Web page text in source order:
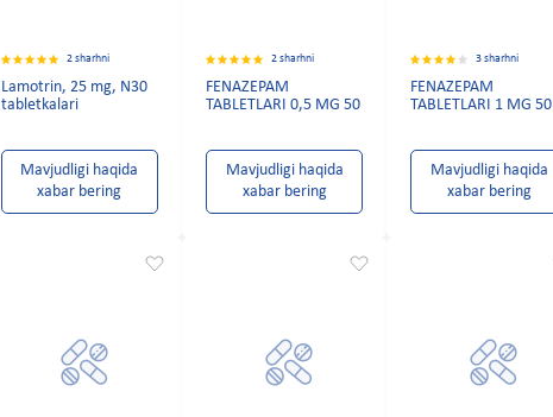
2 sharhni
Lamotrin, 25 mg, N30
tabletkalari
Mavjudligi haqida
xabar bering
2 sharhni
FENAZEPAM
TABLETLARI 0,5 MG 50
Mavjudligi haqida
xabar bering
3 sharhni
FENAZEPAM
TABLETLARI 1 MG 50
Mavjudligi haqida
xabar bering